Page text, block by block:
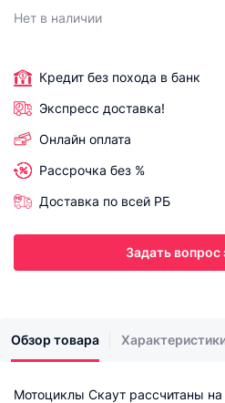
Нет в наличии
Кредит без похода в банк
Экспресс доставка!
Онлайн оплата
Рассрочка без %
Доставка по всей РБ
Задать вопрос
Обзор товара
Мотоциклы Скаут рассчитаны